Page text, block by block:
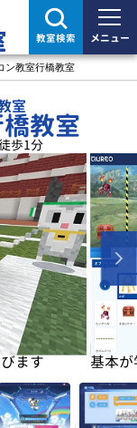
教室検索 メニュー
ン教室行橋教室
室
教室
歩1分
ます 基本